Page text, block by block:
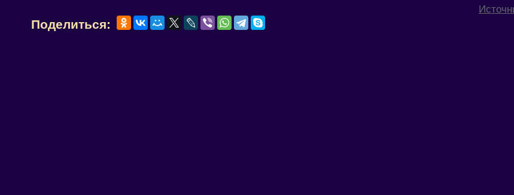
Поделиться: